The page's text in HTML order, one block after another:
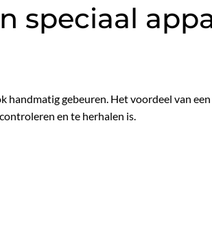
speciaal
gebeuren. Het voordeel van
en te herhalen is.